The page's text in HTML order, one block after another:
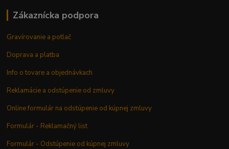
Zákaznícka podpora
Gravírovanie a potlač
Doprava a platba
Info o tovare a objednávkach
Reklamácie a odstúpenie od zmluvy
Online formulár na odstúpenie od kúpnej zmluvy
Formulár - Reklamačný list
Formulár - Odstúpenie od kúpnej zmluvy